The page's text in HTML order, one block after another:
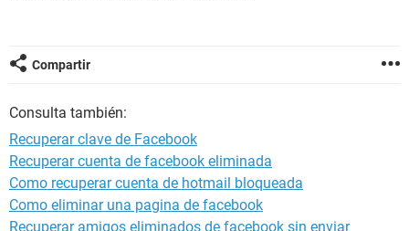
Compartir
Consulta también:
Recuperar clave de Facebook
Recuperar cuenta de facebook eliminada
Como recuperar cuenta de hotmail bloqueada
Como eliminar una pagina de facebook
Recuperar amigos eliminados de facebook sin enviar